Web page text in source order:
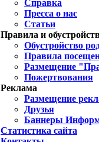
Справка
Пресса о нас
Статьи
Правила и
Обустройство
Правила
Размещение
Пожертвования
Реклама
Размещение
Друзья
Баннеры
Статистика сайта